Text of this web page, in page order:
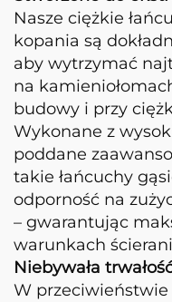
Nasze ciężkie
kopania są
aby wytrzymać
na
budowy i przy
Wykonane z
poddane
takie łańcuchy
odporność na
– gwarantując
warunkach
Niebywała
W